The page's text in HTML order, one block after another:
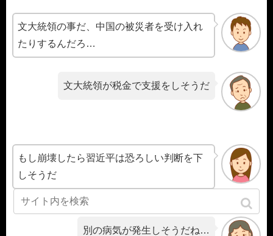
文大統領の事だ、中国の被災者を受け入れ
たりするんだろ…
文大統領が税金で支援をしそうだ
もし崩壊したら習近平は恐ろしい判断を下
しそうだ
別の病気が発生しそうだね…